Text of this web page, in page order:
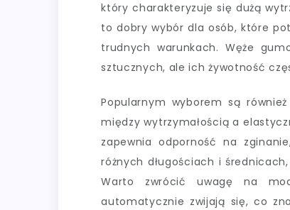
który charakteryzuje się dużą
to dobry wybór dla osób, które
trudnych warunkach. Węże
sztucznych, ale ich żywotność
Popularnym wyborem są
między wytrzymałością a
zapewnia odporność na
różnych długościach i
Warto zwrócić uwagę na
automatycznie zwijają się, co